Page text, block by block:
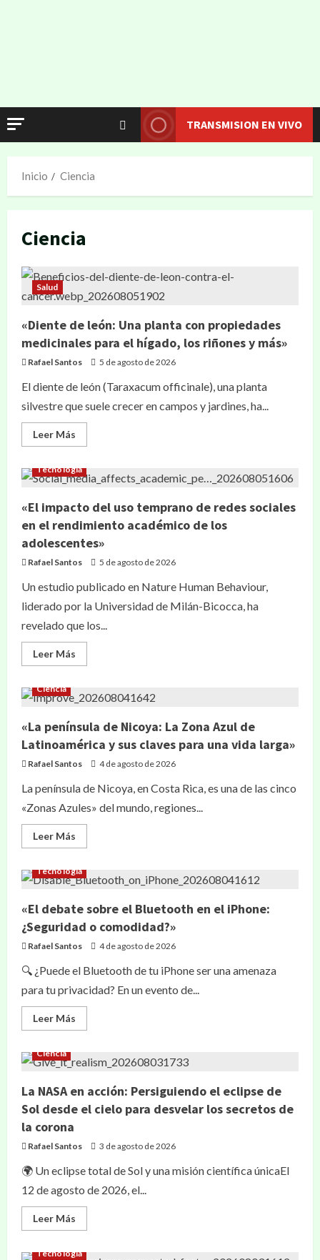
TRANSMISION EN VIVO
Inicio Ciencia
Ciencia
Salud
«Diente de león: Una planta con propiedades
medicinales para el hígado, los riñones y más»
Rafael Santos 5 de agosto de 2026
El diente de león (Taraxacum officinale), una planta
silvestre que suele crecer en campos y jardines, ha...
Leer Más
Tecnología
«El impacto del uso temprano de redes sociales
en el rendimiento académico de los
adolescentes»
Rafael Santos 5 de agosto de 2026
Un estudio publicado en Nature Human Behaviour,
liderado por la Universidad de Milán-Bicocca, ha
revelado que los...
Leer Más
Ciencia
«La península de Nicoya: La Zona Azul de
Latinoamérica y sus claves para una vida larga»
Rafael Santos 4 de agosto de 2026
La península de Nicoya, en Costa Rica, es una de las cinco
«Zonas Azules» del mundo, regiones...
Leer Más
Tecnología
«El debate sobre el Bluetooth en el iPhone:
¿Seguridad o comodidad?»
Rafael Santos 4 de agosto de 2026
🔍 ¿Puede el Bluetooth de tu iPhone ser una amenaza
para tu privacidad? En un evento de...
Leer Más
Ciencia
La NASA en acción: Persiguiendo el eclipse de
Sol desde el cielo para desvelar los secretos de
la corona
Rafael Santos 3 de agosto de 2026
🌍 Un eclipse total de Sol y una misión científica únicaEl
12 de agosto de 2026, el...
Leer Más
Tecnología